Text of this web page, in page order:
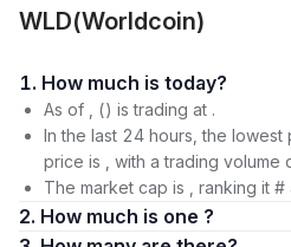
WLD(Worldcoin)
1. How much is today?
As of , () is trading at .
In the last 24 hours, the lowest
price is , with a trading volume
The market cap is , ranking it
2. How much is one ?